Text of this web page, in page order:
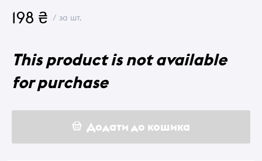
198 ₴ / за шт.
This product is not available
for purchase
Додати до кошика